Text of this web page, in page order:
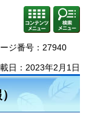
コンテ
ンツメ
ニュー
検索・
共通メ
ニュー
ジ番号：27940
日：2023年2月1日
）